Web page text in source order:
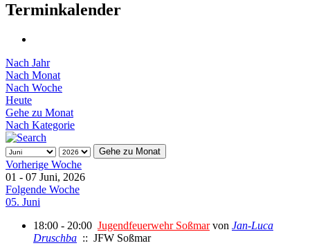
Terminkalender
Nach Jahr
Nach Monat
Nach Woche
Heute
Gehe zu Monat
Nach Kategorie
Gehe zu Monat
Vorherige Woche
01 - 07 Juni, 2026
Folgende Woche
05. Juni
18:00 - 20:00 Jugendfeuerwehr Soßmarvon Jan-Luca
Druschba :: JFW Soßmar